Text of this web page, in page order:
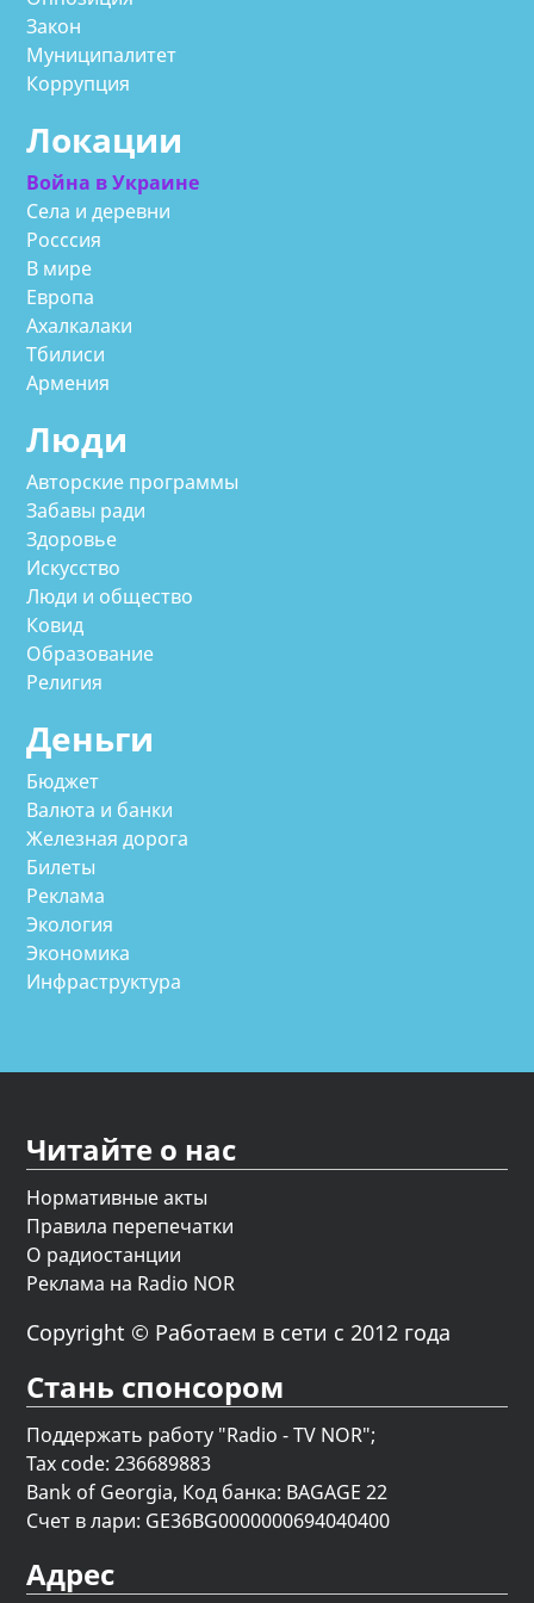
Закон
Муниципалитет
Коррупция
Локации
Война в Украине
Села и деревни
Росссия
В мире
Европа
Ахалкалаки
Тбилиси
Армения
Люди
Авторские программы
Забавы ради
Здоровье
Искусство
Люди и общество
Ковид
Образование
Религия
Деньги
Бюджет
Валюта и банки
Железная дорога
Билеты
Реклама
Экология
Экономика
Инфраструктура
Читайте о нас
Нормативные акты
Правила перепечатки
О радиостанции
Реклама на Radio NOR
Copyright © Работаем в сети с 2012 года
Стань спонсором
Поддержать работу "Radio - TV NOR";
Tax code: 236689883
Bank of Georgia, Код банка: BAGAGE 22
Счет в лари: GE36BG0000000694040400
Адрес